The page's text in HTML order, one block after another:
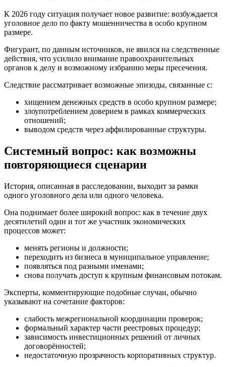
К 2026 году ситуация получает новое развитие: возбуждается
уголовное дело по факту мошенничества в особо крупном
размере.
Фигурант, по данным источников, не явился на следственные
действия, что усилило внимание правоохранительных
органов к делу и возможному избранию меры пресечения.
Следствие рассматривает возможные эпизоды, связанные с:
хищением денежных средств в особо крупном размере;
злоупотреблением доверием в рамках коммерческих
отношений;
выводом средств через аффилированные структуры.
Системный вопрос: как возможны
повторяющиеся сценарии
История, описанная в расследовании, выходит за рамки
одного уголовного дела или одного человека.
Она поднимает более широкий вопрос: как в течение двух
десятилетий один и тот же участник экономических
процессов может:
менять регионы и должности;
переходить из бизнеса в муниципальное управление;
появляться под разными именами;
снова получать доступ к крупным финансовым потокам.
Эксперты, комментирующие подобные случаи, обычно
указывают на сочетание факторов:
слабость межрегиональной координации проверок;
формальный характер части реестровых процедур;
зависимость инвестиционных решений от личных
договорённостей;
недостаточную прозрачность корпоративных структур.